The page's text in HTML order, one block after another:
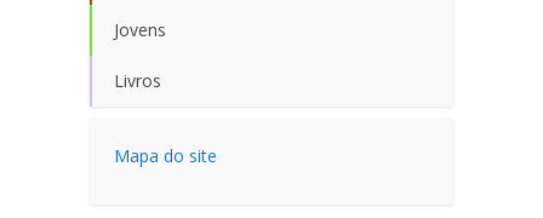
Jovens
Livros
Mapa do site